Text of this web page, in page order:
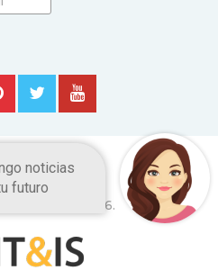
Copyright © 2026.